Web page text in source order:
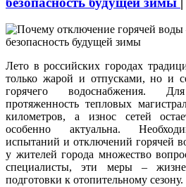
Лето в российских городах
только жарой и отпусками, но и
горячего водоснабжения.
протяженность тепловых
километров, а износ сетей
особенно актуальна.
испытаний и отключений горячей
у жителей города множество
специалисты, эти меры –
подготовки к отопительному сезону.